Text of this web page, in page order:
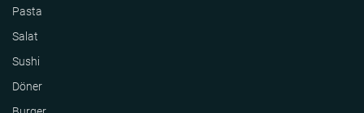
Pasta
Salat
Sushi
Döner